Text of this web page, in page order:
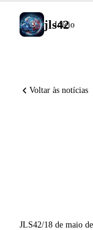
jls42
Início
Voltar às notícias
JLS42/18 de maio